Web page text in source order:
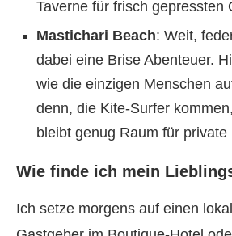
Taverne für frisch gepressten
Mastichari Beach: Weit,
dabei eine Brise Abenteuer.
wie die einzigen Menschen
denn, die Kite-Surfer
bleibt genug Raum für private
Wie finde ich mein
Ich setze morgens auf einen